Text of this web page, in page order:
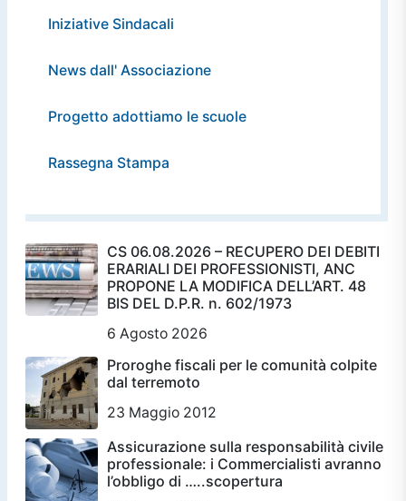
Iniziative Sindacali
News dall' Associazione
Progetto adottiamo le scuole
Rassegna Stampa
CS 06.08.2026 – RECUPERO DEI DEBITI
ERARIALI DEI PROFESSIONISTI, ANC
PROPONE LA MODIFICA DELL’ART. 48
BIS DEL D.P.R. n. 602/1973
6 Agosto 2026
Proroghe fiscali per le comunità colpite
dal terremoto
23 Maggio 2012
Assicurazione sulla responsabilità civile
professionale: i Commercialisti avranno
l’obbligo di …..scopertura